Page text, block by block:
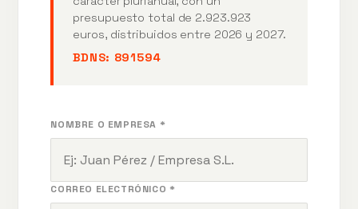
presupuesto total de 2.923.923
euros, distribuidos entre 2026 y 2027.
BDNS: 891594
NOMBRE O EMPRESA *
CORREO ELECTRÓNICO *